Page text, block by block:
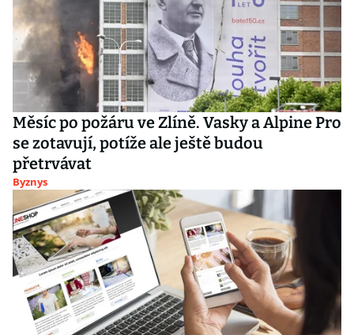
Měsíc po požáru ve Zlíně. Vasky a Alpine Pro
se zotavují, potíže ale ještě budou
přetrvávat
Byznys